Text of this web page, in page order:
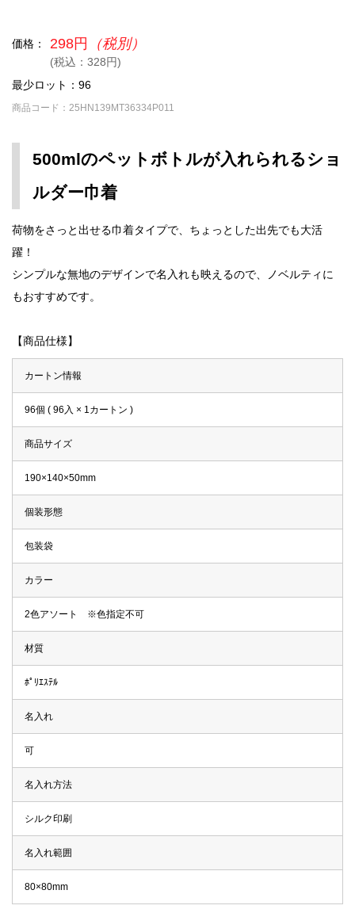
価格： 298円 （税別）
(税込：328円)
最少ロット：96
商品コード：25HN139MT36334P011
500mlのペットボトルが入れられるショ
ルダー巾着
荷物をさっと出せる巾着タイプで、ちょっとした出先でも大活
躍！
シンプルな無地のデザインで名入れも映えるので、ノベルティに
もおすすめです。
【商品仕様】
カートン情報
96個 ( 96入 × 1カートン )
商品サイズ
190×140×50mm
個装形態
包装袋
カラー
2色アソート ※色指定不可
材質
ﾎﾟﾘｴｽﾃﾙ
名入れ
可
名入れ方法
シルク印刷
名入れ範囲
80×80mm